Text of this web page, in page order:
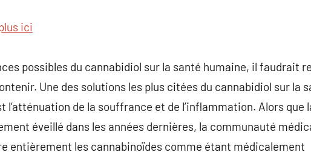
ici
possibles du cannabidiol sur la santé humaine, il faudrait
Une des solutions les plus citées du cannabidiol sur la
l’atténuation de la souffrance et de l’inflammation. Alors que
éveillé dans les années dernières, la communauté
entièrement les cannabinoïdes comme étant médicalement